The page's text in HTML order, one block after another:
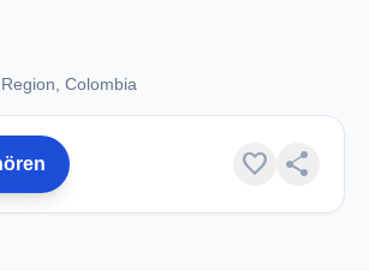
Colombia
favorite share